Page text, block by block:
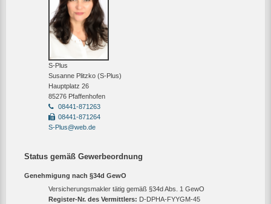
S-Plus
Susanne Plitzko (S-Plus)
Hauptplatz 26
85276 Pfaffenhofen
08441-871263
08441-871264
S-Plus@web.de
Status gemäß Gewerbeordnung
Genehmigung nach §34d GewO
Versicherungsmakler tätig gemäß §34d Abs. 1 GewO
Register-Nr. des Vermittlers: D-DPHA-FYYGM-45